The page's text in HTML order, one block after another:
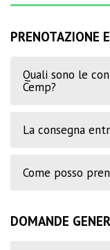
PRENOTAZIONE
Quali sono le
Cemp?
La consegna
Come posso
DOMANDE